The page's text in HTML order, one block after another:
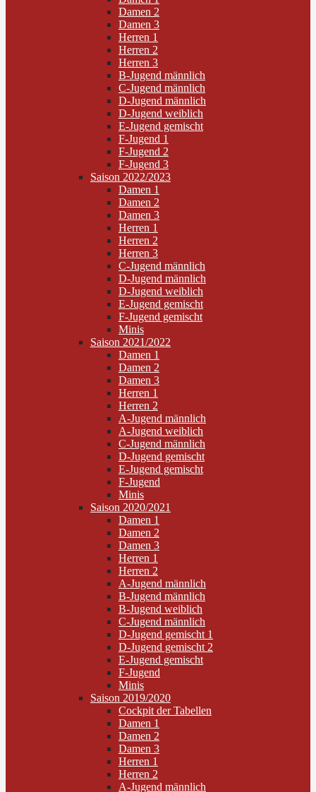
Damen 2
Damen 3
Herren 1
Herren 2
Herren 3
B-Jugend männlich
C-Jugend männlich
D-Jugend männlich
D-Jugend weiblich
E-Jugend gemischt
F-Jugend 1
F-Jugend 2
F-Jugend 3
Saison 2022/2023
Damen 1
Damen 2
Damen 3
Herren 1
Herren 2
Herren 3
C-Jugend männlich
D-Jugend männlich
D-Jugend weiblich
E-Jugend gemischt
F-Jugend gemischt
Minis
Saison 2021/2022
Damen 1
Damen 2
Damen 3
Herren 1
Herren 2
A-Jugend männlich
A-Jugend weiblich
C-Jugend männlich
D-Jugend gemischt
E-Jugend gemischt
F-Jugend
Minis
Saison 2020/2021
Damen 1
Damen 2
Damen 3
Herren 1
Herren 2
A-Jugend männlich
B-Jugend männlich
B-Jugend weiblich
C-Jugend männlich
D-Jugend gemischt 1
D-Jugend gemischt 2
E-Jugend gemischt
F-Jugend
Minis
Saison 2019/2020
Cockpit der Tabellen
Damen 1
Damen 2
Damen 3
Herren 1
Herren 2
A-Jugend männlich